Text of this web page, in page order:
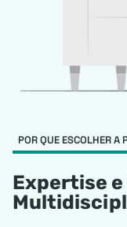
POR QUE ESCOLHER A
Expertise e